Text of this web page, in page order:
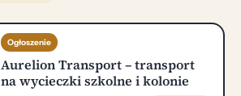
Ogłoszenie
Aurelion Transport – transport
na wycieczki szkolne i kolonie